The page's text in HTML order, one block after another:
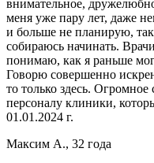
внимательное,
меня уже пару лет, даже
и больше не планирую,
собираюсь начинать.
понимаю, как я раньше
Говорю совершенно
то только здесь.
персоналу клиники,
01.01.2024 г.
Максим А., 32 года